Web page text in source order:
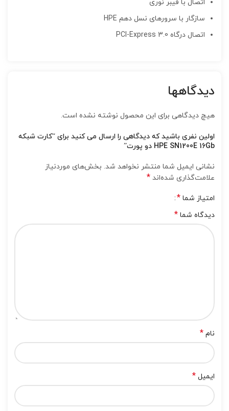
اتصال با فیبر نوری
سازگار با سرورهای نسل دهم HPE
اتصال درگاه PCI-Express 3.0
دیدگاهها
هیچ دیدگاهی برای این محصول نوشته نشده است.
اولین نفری باشید که دیدگاهی را ارسال می کنید برای “کارت شبکه
HPE SN1200E 16Gb دو پورت”
نشانی ایمیل شما منتشر نخواهد شد. بخش‌های موردنیاز
علامت‌گذاری شده‌اند *
امتیاز شما *
دیدگاه شما *
نام *
ایمیل *